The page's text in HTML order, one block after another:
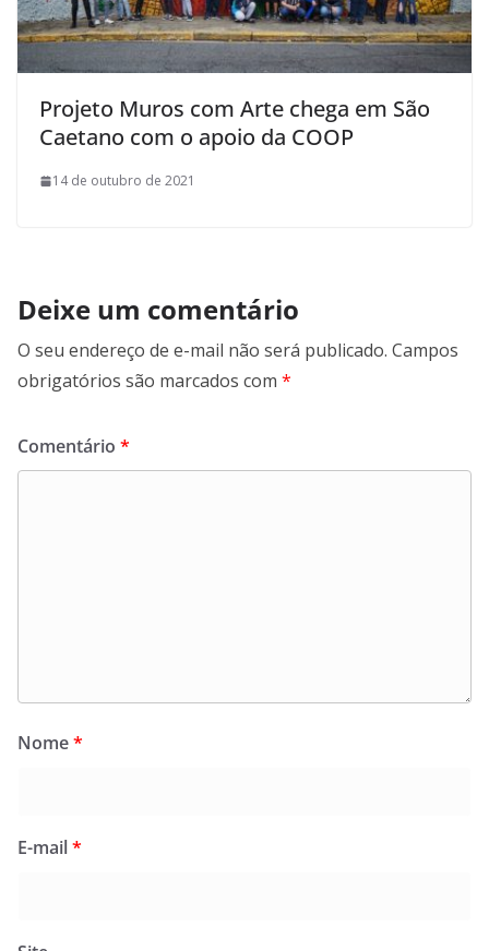
Projeto Muros com Arte chega em São
Caetano com o apoio da COOP
14 de outubro de 2021
Deixe um comentário
O seu endereço de e-mail não será publicado. Campos
obrigatórios são marcados com *
Comentário *
Nome*
E-mail*